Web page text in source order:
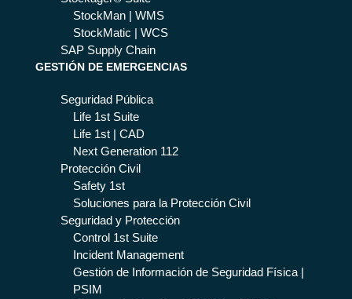
StockMan | WMS
StockMatic | WCS
SAP Supply Chain
GESTIÓN DE EMERGENCIAS
Seguridad Pública
Life 1st Suite
Life 1st | CAD
Next Generation 112
Protección Civil
Safety 1st
Soluciones para la Protección Civil
Seguridad y Protección
Control 1st Suite
Incident Management
Gestión de Información de Seguridad Física |
PSIM